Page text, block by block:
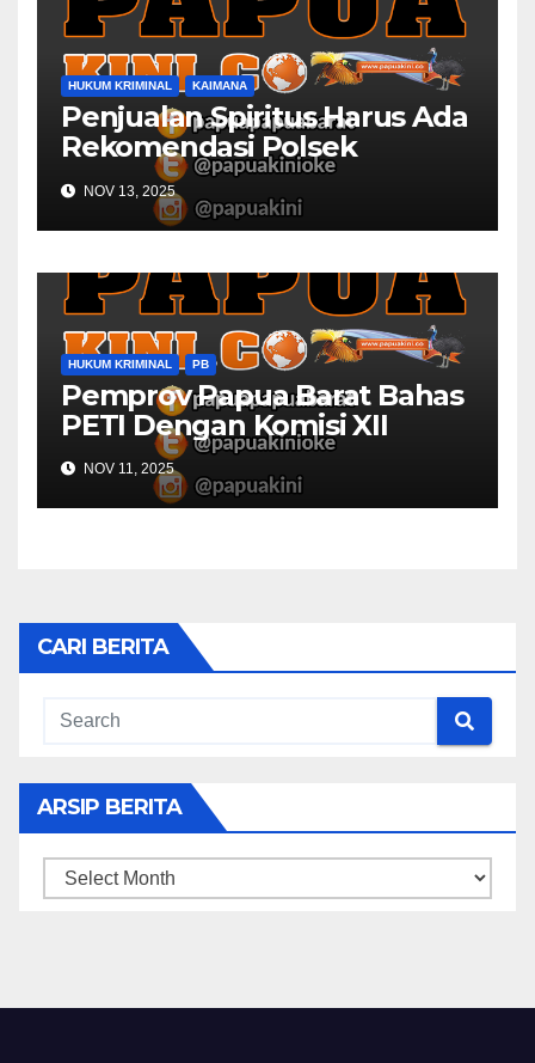
HUKUM KRIMINAL KAIMANA
Penjualan Spiritus Harus Ada
Rekomendasi Polsek
Kaimana
NOV 13, 2025
HUKUM KRIMINAL PB
Pemprov Papua Barat Bahas
PETI Dengan Komisi XII
NOV 11, 2025
CARI BERITA
ARSIP BERITA
ARSIP